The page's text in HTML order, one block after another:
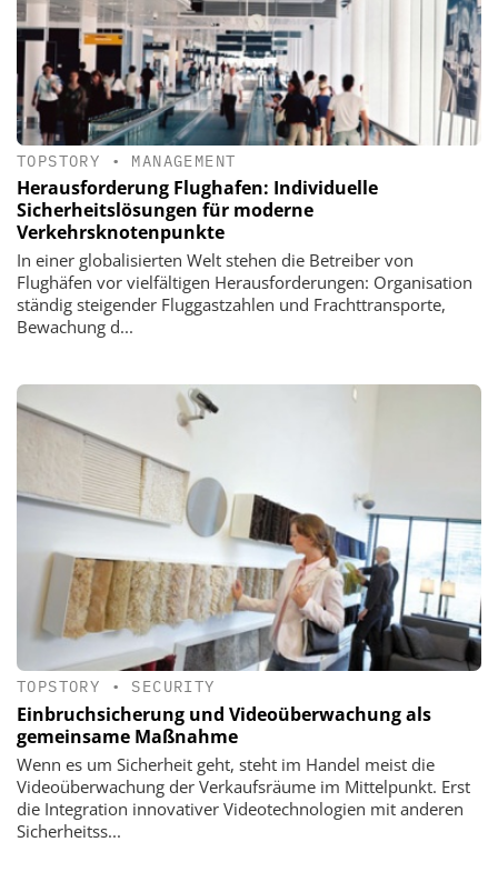
TOPSTORY • MANAGEMENT
Herausforderung Flughafen: Individuelle
Sicherheitslösungen für moderne
Verkehrsknotenpunkte
In einer globalisierten Welt stehen die Betreiber von
Flughäfen vor vielfältigen Herausforderungen: Organisation
ständig steigender Fluggastzahlen und Frachttransporte,
Bewachung d...
TOPSTORY • SECURITY
Einbruchsicherung und Videoüberwachung als
gemeinsame Maßnahme
Wenn es um Sicherheit geht, steht im Handel meist die
Videoüberwachung der Verkaufsräume im Mittelpunkt. Erst
die Integration innovativer Videotechnologien mit anderen
Sicherheitss...